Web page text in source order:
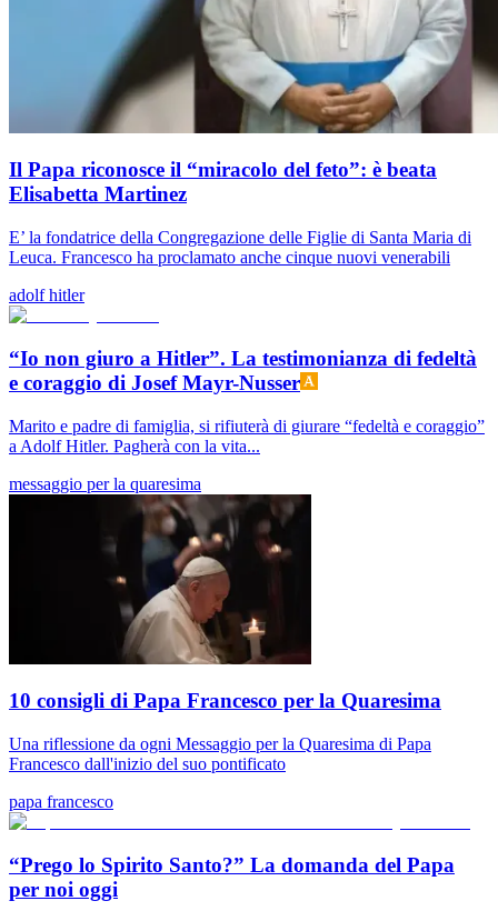
Il Papa riconosce il “miracolo del feto”: è beata
Elisabetta Martinez
E’ la fondatrice della Congregazione delle Figlie di Santa Maria di
Leuca. Francesco ha proclamato anche cinque nuovi venerabili
adolf hitler
“Io non giuro a Hitler”. La testimonianza di fedeltà
e coraggio di Josef Mayr-Nusser
Marito e padre di famiglia, si rifiuterà di giurare “fedeltà e coraggio”
a Adolf Hitler. Pagherà con la vita...
messaggio per la quaresima
10 consigli di Papa Francesco per la Quaresima
Una riflessione da ogni Messaggio per la Quaresima di Papa
Francesco dall'inizio del suo pontificato
papa francesco
“Prego lo Spirito Santo?” La domanda del Papa
per noi oggi